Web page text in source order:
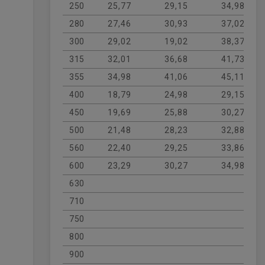
250
25,77 29,15
34,98
280
27,46 30,93
37,02
300
29,02 19,02
38,37
315
32,01 36,68
41,73
355
34,98 41,06
45,11
400
18,79 24,98
29,15
450
19,69 25,88
30,27
500
21,48 28,23
32,88
560
22,40 29,25
33,86
600
23,29 30,27
34,98
630
710
750
800
900